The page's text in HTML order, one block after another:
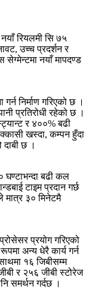
रियलमी सि ७५
उच्च प्रदर्शन र
नयाँ मापदण्ड
निर्माण गरिएको छ ।
प्रतिरोधी रहेको छ ।
र ४००% बढी
खस्दा, कम्पन हुँदा
छ ।
घण्टाभन्दा बढी कल
टाइम प्रदान गर्छ
मात्र ३० मिनेटमै
प्रयोग गरिएको
अन्य धेरै कार्य गर्न
१६ जिबीसम्म
र २५६ जीबी स्टोरेज
समर्थन गर्दछ ।